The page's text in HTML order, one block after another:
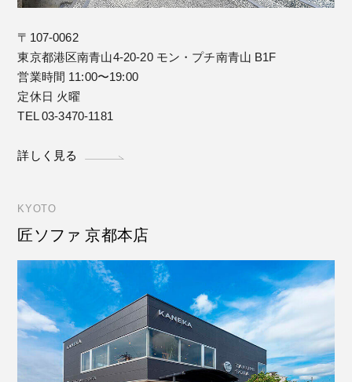
〒107-0062
東京都港区南青山4-20-20 モン・プチ南青山 B1F
営業時間 11:00〜19:00
定休日 火曜
TEL 03-3470-1181
詳しく見る
KYOTO
匠ソファ 京都本店